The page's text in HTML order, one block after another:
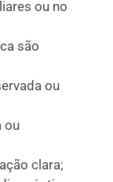
ou no
são
ou
ou
clara;